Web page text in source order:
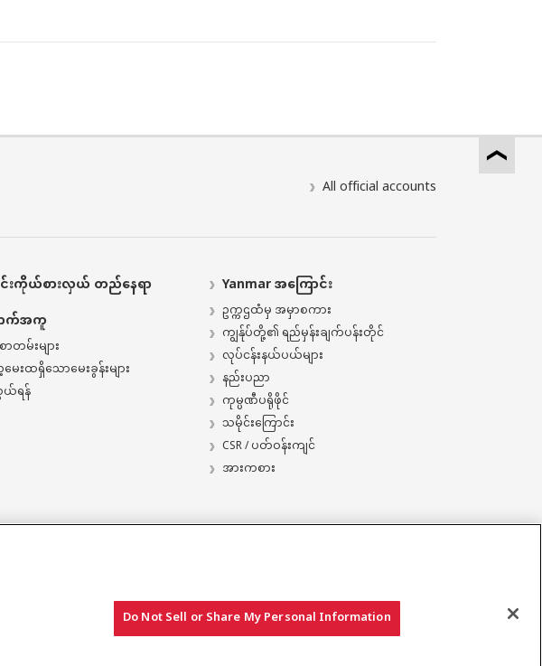
All official accounts
းကိုယ်စားလှယ် တည်နေရာ
က်အကူ​
တမ်းများ
ေးထရှိသောမေးခွန်းများ
ရန်
Yanmar အကြောင်း
ဥက္ကဌထံမှ အမှာစကား
ကျွန်ုပ်တို့၏ ရည်မှန်းချက်ပန်းတိုင်
လုပ်ငန်းနယ်ပယ်များ
နည်းပညာ
ကုမ္ပဏီပရိုဖိုင်
သမိုင်းကြောင်း​
CSR / ပတ်ဝန်းကျင်
အားကစား
မူပိုင်ခွင့်​ © YANMAR HOLDINGS CO., LTD. မူပိုင်ခွင့်အားလုံး လက်ဝယ်ပိုင်ဆိုင်သည်။​
Do Not Sell or Share My Personal Information